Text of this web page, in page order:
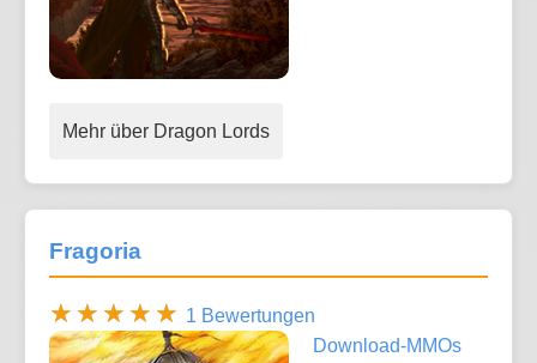
Mehr über Dragon Lords
Fragoria
1 Bewertungen
Download-MMOs